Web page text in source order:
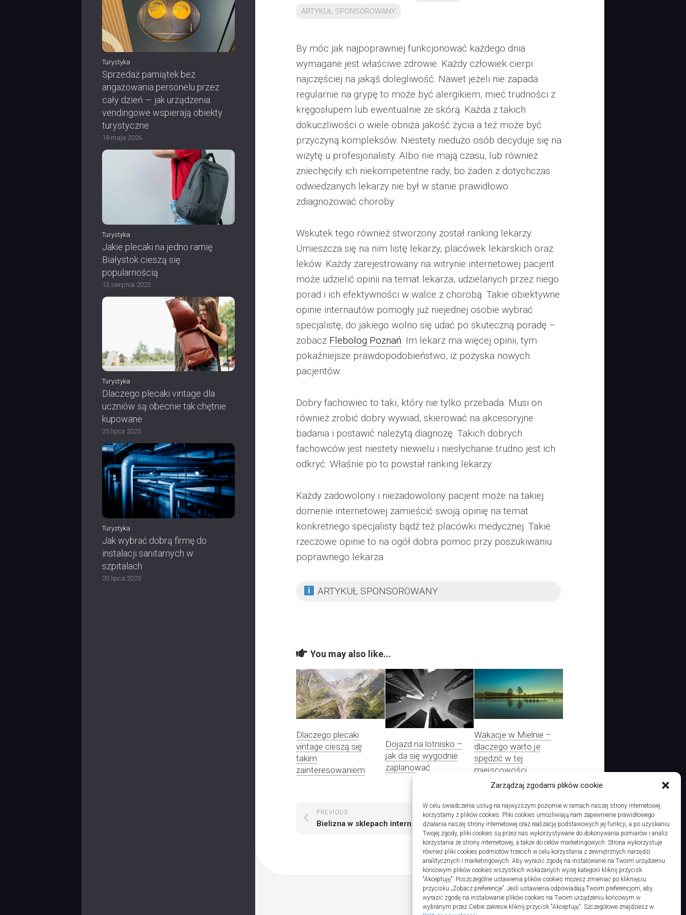
Zarządzaj zgodami plików cookie
W celu świadczenia usług na najwyższym poziomie w ramach naszej strony internetowej
korzystamy z plików cookies. Pliki cookies umożliwiają nam zapewnienie prawidłowego
działania naszej strony internetowej oraz realizację podstawowych jej funkcji, a po uzyskaniu
Twojej zgody, pliki cookies są przez nas wykorzystywane do dokonywania pomiarów i analiz
korzystania ze strony internetowej, a także do celów marketingowych. Strona wykorzystuje
również pliki cookies podmiotów trzecich w celu korzystania z zewnętrznych narzędzi
analitycznych i marketingowych. Aby wyrazić zgodę na instalowanie na Twoim urządzeniu
końcowym plików cookies wszystkich wskazanych wyżej kategorii kliknij przycisk
"Akceptuję". Poszczególne ustawienia plików cookies możesz zmieniać po kliknięciu
przycisku „Zobacz preferencje”. Jeśli ustawienia odpowiadają Twoim preferencjom, aby
wyrazić zgodę na instalowanie plików cookies na Twoim urządzeniu końcowym w
wybranym przez Ciebie zakresie kliknij przycisk "Akceptuję". Szczegółowe znajdziesz w
Turystyka
Sprzedaż pamiątek bez
angażowania personelu przez
cały dzień — jak urządzenia
vendingowe wspierają obiekty
turystyczne
18 maja 2026
Turystyka
Jakie plecaki na jedno ramię
Białystok cieszą się
popularnością
13 sierpnia 2025
Turystyka
Dlaczego plecaki vintage dla
uczniów są obecnie tak chętnie
kupowane
25 lipca 2025
Turystyka
Jak wybrać dobrą firmę do
instalacji sanitarnych w
szpitalach
20 lipca 2025
ARTYKUŁ SPONSOROWANY
By móc jak najpoprawniej funkcjonować każdego dnia
wymagane jest właściwe zdrowie. Każdy człowiek cierpi
najczęściej na jakąś dolegliwość. Nawet jeżeli nie zapada
regularnie na grypę to może być alergikiem, mieć trudności z
kręgosłupem lub ewentualnie ze skórą. Każda z takich
dokuczliwości o wiele obniża jakość życia a też może być
przyczyną kompleksów. Niestety niedużo osób decyduje się na
wizytę u profesjonalisty. Albo nie mają czasu, lub również
zniechęciły ich niekompetentne rady, bo żaden z dotychczas
odwiedzanych lekarzy nie był w stanie prawidłowo
zdiagnozować choroby.
Wskutek tego również stworzony został ranking lekarzy.
Umieszcza się na nim listę lekarzy, placówek lekarskich oraz
leków. Każdy zarejestrowany na witrynie internetowej pacjent
może udzielić opinii na temat lekarza, udzielanych przez niego
porad i ich efektywności w walce z chorobą. Takie obiektywne
opinie internautów pomogły już niejednej osobie wybrać
specjalistę, do jakiego wolno się udać po skuteczną poradę –
zobacz Flebolog Poznań. Im lekarz ma więcej opinii, tym
pokaźniejsze prawdopodobieństwo, iż pozyska nowych
pacjentów.
Dobry fachowiec to taki, który nie tylko przebada. Musi on
również zrobić dobry wywiad, skierować na akcesoryjne
badania i postawić należytą diagnozę. Takich dobrych
fachowców jest niestety niewielu i niesłychanie trudno jest ich
odkryć. Właśnie po to powstał ranking lekarzy.
Każdy zadowolony i niezadowolony pacjent może na takiej
domenie internetowej zamieścić swoją opinię na temat
konkretnego specjalisty bądź też placówki medycznej. Takie
rzeczowe opinie to na ogół dobra pomoc przy poszukiwaniu
poprawnego lekarza.
ARTYKUŁ SPONSOROWANY
You may also like...
Dlaczego plecaki
vintage cieszą się
takim
zainteresowaniem
Dojazd na lotnisko –
jak da się wygodnie
zaplanować
Wakacje w Mielnie –
dlaczego warto je
spędzić w tej
miejscowości
NEXT
Gdzie wyszukiwać zdrowych towarów spożywczych? Wypróbuj online
PREVIOUS
Bielizna w sklepach internetowych